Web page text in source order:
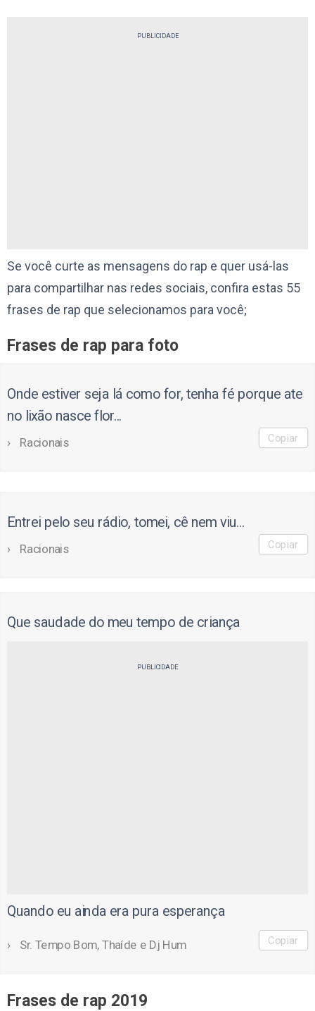
PUBLICIDADE
Se você curte as mensagens do rap e quer usá-las
para compartilhar nas redes sociais, confira estas 55
frases de rap que selecionamos para você;
Frases de rap para foto
Onde estiver seja lá como for, tenha fé porque ate
no lixão nasce flor...
Racionais Copiar
Entrei pelo seu rádio, tomei, cê nem viu...
Racionais Copiar
Que saudade do meu tempo de criança
PUBLICIDADE
Quando eu ainda era pura esperança
Sr. Tempo Bom, Thaíde e Dj Hum Copiar
Frases de rap 2019